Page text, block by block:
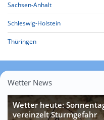
Sachsen-Anhalt
Schleswig-Holstein
Thüringen
Wetter News
Wetter heute:
vereinzelt Sturmgefahr